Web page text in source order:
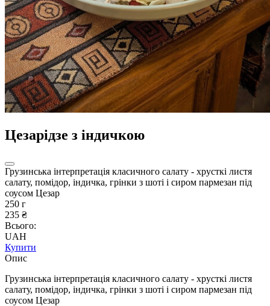
Цезарідзе з індичкою
Грузинська інтерпретація класичного салату - хрусткі листя
салату, помідор, індичка, грінки з шоті і сиром пармезан під
соусом Цезар
250 г
235 ₴
Всього:
UAH
Купити
Опис
Грузинська інтерпретація класичного салату - хрусткі листя
салату, помідор, індичка, грінки з шоті і сиром пармезан під
соусом Цезар